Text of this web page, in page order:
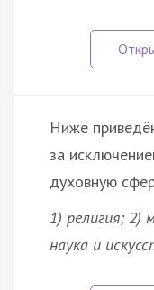
Ниже
за
духовную
1) религия; 2)
наука и